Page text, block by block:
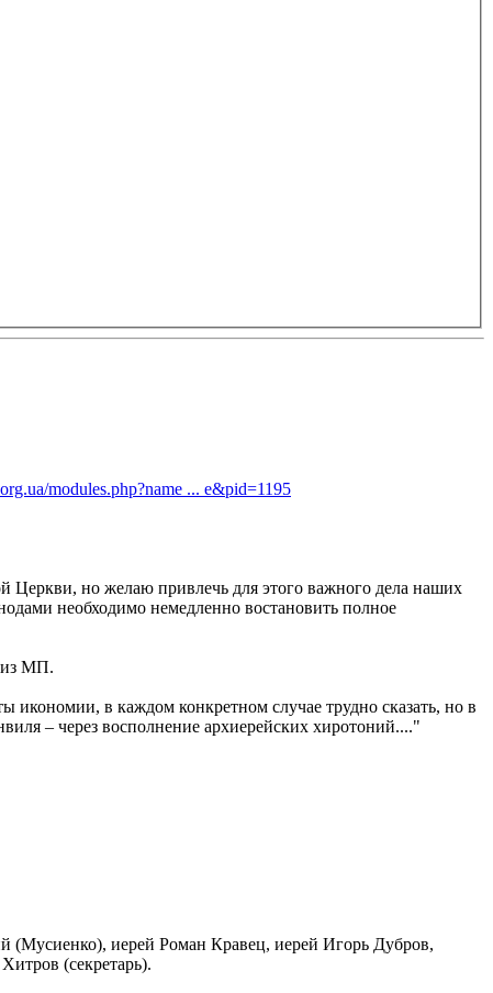
modules.php?name ... e&pid=1195
Церкви, но желаю привлечь для этого важного дела наших
необходимо немедленно востановить полное
из МП.
в каждом конкретном случае трудно сказать, но в
– через восполнение архиерейских хиротоний...."
(Мусиенко), иерей Роман Кравец, иерей Игорь Дубров,
(секретарь).